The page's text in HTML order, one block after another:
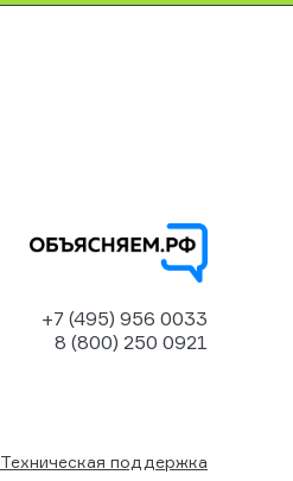
+7 (495) 956 0033
8 (800) 250 0921
Техническая поддержка